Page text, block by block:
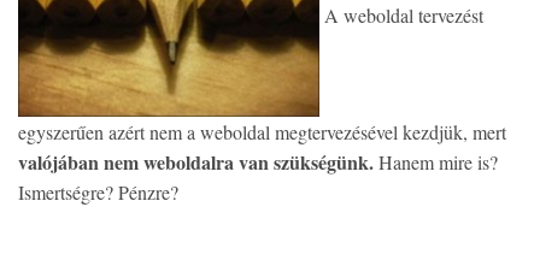
A weboldal tervezést
egyszerűen azért nem a weboldal megtervezésével kezdjük, mert
valójában nem weboldalra van szükségünk.Hanem mire is?
Ismertségre? Pénzre?